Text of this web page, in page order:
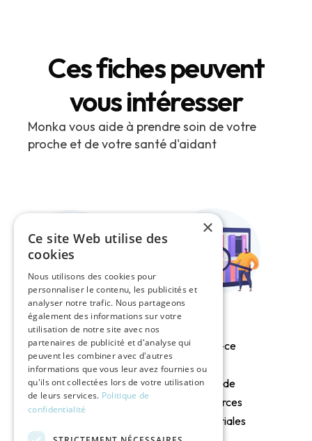
Ces fiches peuvent
vous intéresser
Monka vous aide à prendre soin de votre
proche et de votre santé d'aidant
Solutions de
soutien
psychologique
pour l’aidant
Qu’est-ce
qu’un
Centre de
Ressources
Territoriales
×
Ce site Web utilise des
cookies
Nous utilisons des cookies pour
personnaliser le contenu, les publicités et
analyser notre trafic. Nous partageons
également des informations sur votre
utilisation de notre site avec nos
partenaires de publicité et d'analyse qui
peuvent les combiner avec d'autres
informations que vous leur avez fournies ou
qu'ils ont collectées lors de votre utilisation
de leurs services. Politique de
confidentialité